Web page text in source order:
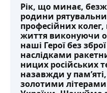
Рік, що минає,
родини
професійних
життя виконуючи
наші Герої без
наслідками
ницих російських
назавжди у
золотими літерами